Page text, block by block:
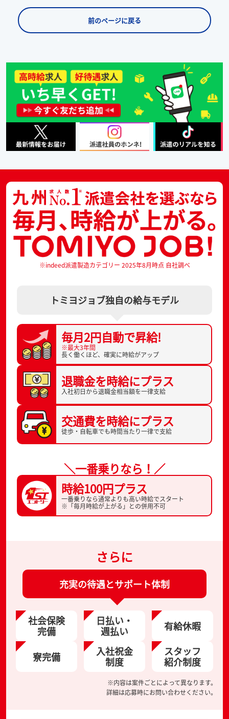
前のページに戻る
※indeed派遣製造カテゴリー 2025年8月時点 自社調べ
トミヨジョブ独自の給与モデル
毎月2円自動で昇給!
※最大3年間
長く働くほど、 確実に時給がアップ
退職金を時給にプラス
入社初日から退職金相当額を一律支給
交通費を時給にプラス
徒歩・自転車でも時間当たり一律で支給
＼一番乗りなら！／
時給100円プラス
一番乗りなら通常よりも高い時給でスタート
※「毎月時給が上がる」との併用不可
さらに
充実の待遇とサポート体制
社会保険
完備
日払い・
週払い 有給休暇
寮完備 入社祝金
制度
スタッフ
紹介制度
※内容は案件ごとによって異なります。
詳細は応募時にお問い合わせください。